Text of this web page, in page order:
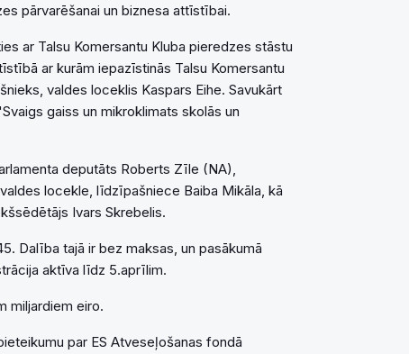
pārvarēšanai un biznesa attīstībai.
ar Talsu Komersantu Kluba pieredzes stāstu
ar kurām iepazīstinās Talsu Komersantu
valdes loceklis Kaspars Eihe. Savukārt
gaiss un mikroklimats skolās un
deputāts Roberts Zīle (NA),
locekle, līdzīpašniece Baiba Mikāla, kā
Ivars Skrebelis.
Dalība tajā ir bez maksas, un pasākumā
aktīva līdz 5.aprīlim.
miljardiem eiro.
par ES Atveseļošanas fondā